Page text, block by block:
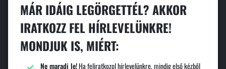
MÁR IDÁIG LEGÖRGETTÉL? AKKOR
IRATKOZZ FEL HÍRLEVELÜNKRE!
MONDJUK IS, MIÉRT:
Ne maradj le!Ha feliratkozol hírlevelünkre, mindig első kézből